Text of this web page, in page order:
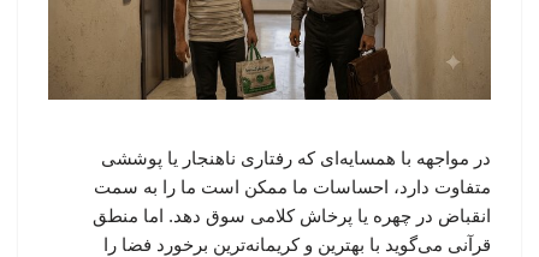
در مواجهه با همسایه‌ای که رفتاری ناهنجار یا پوششی
متفاوت دارد، احساسات ما ممکن است ما را به سمت
انقباض در چهره یا پرخاش کلامی سوق دهد. اما منطق
قرآنی می‌گوید با بهترین و کریمانه‌ترین برخورد فضا را